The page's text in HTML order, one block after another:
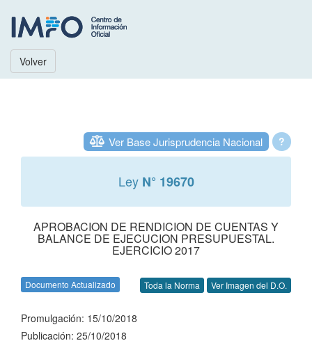
Volver
?
Ver Base Jurisprudencia Nacional
Ley N° 19670
APROBACION DE RENDICION DE CUENTAS Y
BALANCE DE EJECUCION PRESUPUESTAL.
EJERCICIO 2017
Documento Actualizado Toda la Norma Ver Imagen del D.O.
Promulgación: 15/10/2018
Publicación: 25/10/2018